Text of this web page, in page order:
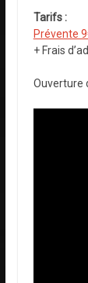
Tarifs :
Prévente
+ Frais
Ouverture